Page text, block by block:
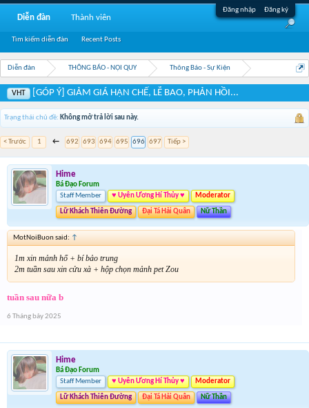
Đăng nhập Đăng ký
Diễn đàn THÔNG BÁO - NỘI QUY Thông Báo - Sự Kiện
VHT [GÓP Ý] GIẢM GIÁ HẠN CHẾ, LỄ BAO, PHẢN HỒI...
Trạng thái chủ đề: Không mở trả lời sau này.
< Trước 1 ← 692 693 694 695 696 697 Tiếp >
Hime
Bá Đạo Forum
Staff Member
♥ Uyên Ương Hí Thủy ♥ Moderator
Lữ Khách Thiên Đường Đại Tá Hải Quân Nữ Thần
MotNoiBuon said: ↑
1m xin mảnh hổ + bí bảo trung
2m tuần sau xin cửu xà + hộp chọn mảnh pet Zou
tuần sau nữa b
6 Tháng bảy 2025
Hime
Bá Đạo Forum
Staff Member
♥ Uyên Ương Hí Thủy ♥ Moderator
Lữ Khách Thiên Đường Đại Tá Hải Quân Nữ Thần
Diễn đàn
Tìm kiếm diễn đàn Recent Posts
Thành viên